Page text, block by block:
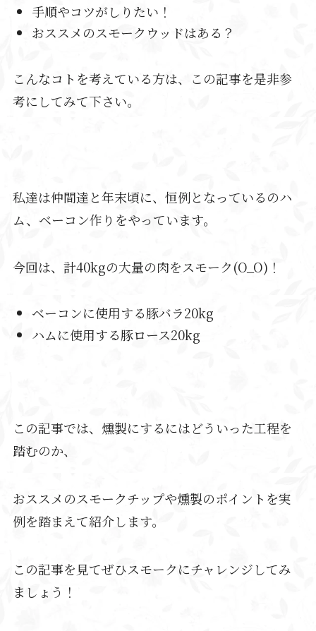
手順やコツがしりたい！
おススメのスモークウッドはある？
こんなコトを考えている方は、この記事を是非参
考にしてみて下さい。
私達は仲間達と年末頃に、恒例となっているのハ
ム、ベーコン作りをやっています。
今回は、計40kgの大量の肉をスモーク(O_O)！
ベーコンに使用する豚バラ20kg
ハムに使用する豚ロース20kg
この記事では、燻製にするにはどういった工程を
踏むのか、
おススメのスモークチップや燻製のポイントを実
例を踏まえて紹介します。
この記事を見てぜひスモークにチャレンジしてみ
ましょう！